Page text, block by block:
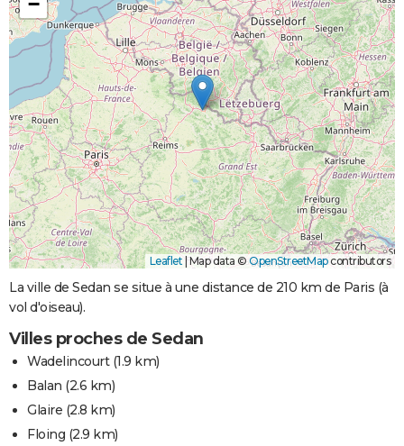
Leaflet Map data © OpenStreetMapcontributors
La ville de Sedan se situe à une distance de 210 km de Paris (à
vol d'oiseau).
Villes proches de Sedan
Wadelincourt(1.9 km)
Balan (2.6 km)
Glaire (2.8 km)
Floing (2.9 km)